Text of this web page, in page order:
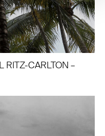
RITZ-CARLTON –